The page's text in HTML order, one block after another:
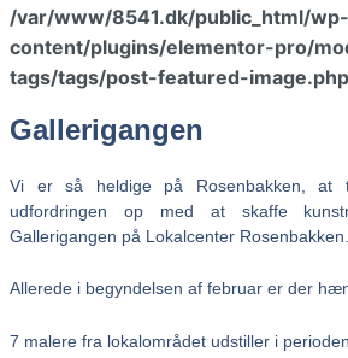
/var/www/8541.dk/public_html/wp-
content/plugins/elementor-pro/
tags/tags/post-featured-image.php
Gallerigangen
Vi er så heldige på Rosenbakken, at
udfordringen op med at skaffe
Gallerigangen på Lokalcenter Rosenbakken.
Allerede i begyndelsen af februar er der
7 malere fra lokalområdet udstiller i